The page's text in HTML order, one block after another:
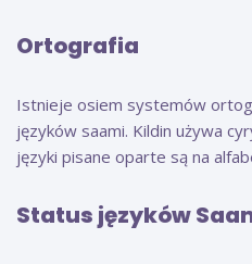
Ortografia
Istnieje osiem systemów
języków saami. Kildin używa
języki pisane oparte są na
Status języków